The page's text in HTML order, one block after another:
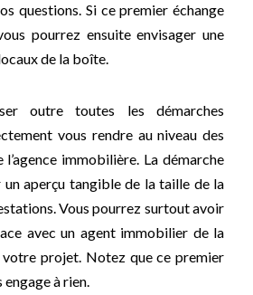
questions. Si ce premier échange
pourrez ensuite envisager une
de la boîte.
outre toutes les démarches
vous rendre au niveau des
l’agence immobilière. La démarche
un aperçu tangible de la taille de la
Vous pourrez surtout avoir
avec un agent immobilier de la
projet. Notez que ce premier
à rien.